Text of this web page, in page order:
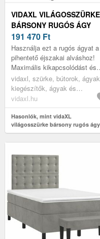
VIDAXL VILÁGOSSZÜRKE
BÁRSONY RUGÓS ÁGY
MATRACCAL 120 X 190 CM
191 470 Ft
Használja ezt a rugós ágyat a
pihentető éjszakai alváshoz!
Maximális kikapcsolódást és
kellemes alvást kínál.
vidaxl, szürke, bútorok,
kiegészítők, ágyak és
ágykeretek
vidaxl.hu
Hasonlók, mint vidaXL
világosszürke bársony rugós ágy
matraccal 120 x 190 cm